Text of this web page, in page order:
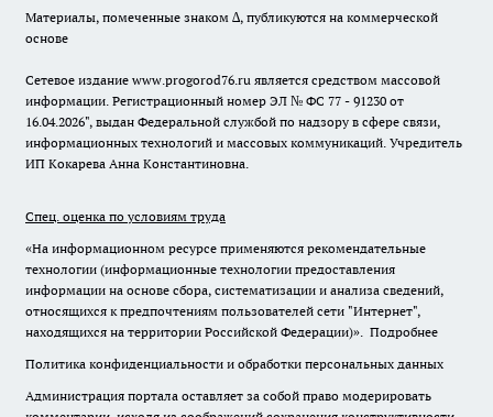
Материалы, помеченные знаком ∆, публикуются на коммерческой
основе
Сетевое издание www.progorod76.ru является средством массовой
информации. Регистрационный номер ЭЛ № ФС 77 - 91230 от
16.04.2026", выдан Федеральной службой по надзору в сфере связи,
информационных технологий и массовых коммуникаций. Учредитель
ИП Кокарева Анна Константиновна.
Спец. оценка по условиям труда
«На информационном ресурсе применяются рекомендательные
технологии (информационные технологии предоставления
информации на основе сбора, систематизации и анализа сведений,
относящихся к предпочтениям пользователей сети "Интернет",
находящихся на территории Российской Федерации)». Подробнее
Политика конфиденциальности и обработки персональных данных
Администрация портала оставляет за собой право модерировать